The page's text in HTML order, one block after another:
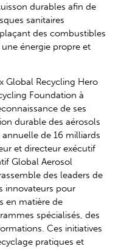
durables afin de
sanitaires
des combustibles
énergie propre et
Global Recycling Hero
Foundation à
de ses
durable des aérosols
de 16 milliards
et directeur exécutif
Global Aerosol
des leaders de
innovateurs pour
en matière de
spécialisés, des
Ces initiatives
pratiques et